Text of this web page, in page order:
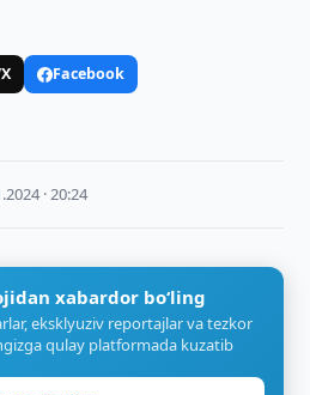
Facebook
· 20:24
xabardor bo‘ling
eksklyuziv reportajlar va tezkor
qulay platformada kuzatib